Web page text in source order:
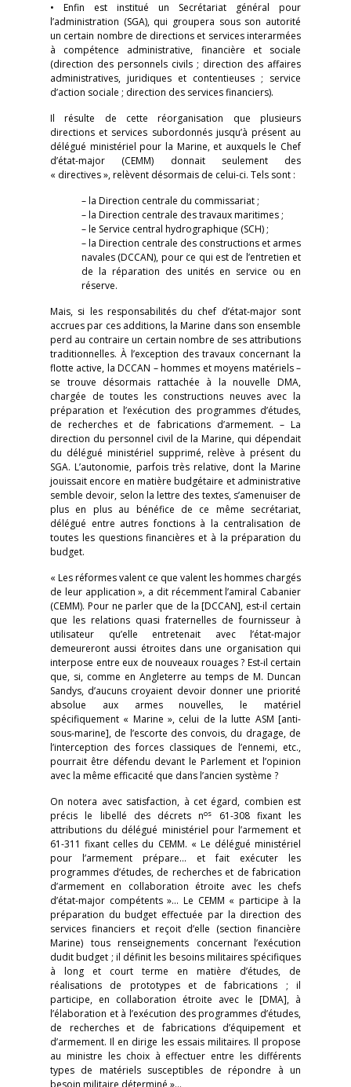
• Enfin est institué un Secrétariat général pour
l’administration (SGA), qui groupera sous son autorité
un certain nombre de directions et services interarmées
à compétence administrative, financière et sociale
(direction des personnels civils ; direction des affaires
administratives, juridiques et contentieuses ; service
d’action sociale ; direction des services financiers).
Il résulte de cette réorganisation que plusieurs
directions et services subordonnés jusqu’à présent au
délégué ministériel pour la Marine, et auxquels le Chef
d’état-major (CEMM) donnait seulement des
« directives », relèvent désormais de celui-ci. Tels sont :
– la Direction centrale du commissariat ;
– la Direction centrale des travaux maritimes ;
– le Service central hydrographique (SCH) ;
– la Direction centrale des constructions et armes
navales (DCCAN), pour ce qui est de l’entretien et
de la réparation des unités en service ou en
réserve.
Mais, si les responsabilités du chef d’état-major sont
accrues par ces additions, la Marine dans son ensemble
perd au contraire un certain nombre de ses attributions
traditionnelles. À l’exception des travaux concernant la
flotte active, la DCCAN – hommes et moyens matériels –
se trouve désormais rattachée à la nouvelle DMA,
chargée de toutes les constructions neuves avec la
préparation et l’exécution des programmes d’études,
de recherches et de fabrications d’armement. – La
direction du personnel civil de la Marine, qui dépendait
du délégué ministériel supprimé, relève à présent du
SGA. L’autonomie, parfois très relative, dont la Marine
jouissait encore en matière budgétaire et administrative
semble devoir, selon la lettre des textes, s’amenuiser de
plus en plus au bénéfice de ce même secrétariat,
délégué entre autres fonctions à la centralisation de
toutes les questions financières et à la préparation du
budget.
« Les réformes valent ce que valent les hommes chargés
de leur application », a dit récemment l’amiral Cabanier
(CEMM). Pour ne parler que de la [DCCAN], est-il certain
que les relations quasi fraternelles de fournisseur à
utilisateur qu’elle entretenait avec l’état-major
demeureront aussi étroites dans une organisation qui
interpose entre eux de nouveaux rouages ? Est-il certain
que, si, comme en Angleterre au temps de M. Duncan
Sandys, d’aucuns croyaient devoir donner une priorité
absolue aux armes nouvelles, le matériel
spécifiquement « Marine », celui de la lutte ASM [anti-
sous-marine], de l’escorte des convois, du dragage, de
l’interception des forces classiques de l’ennemi, etc.,
pourrait être défendu devant le Parlement et l’opinion
avec la même efficacité que dans l’ancien système ?
On notera avec satisfaction, à cet égard, combien est
précis le libellé des décrets nos
61-308 fixant les
attributions du délégué ministériel pour l’armement et
61-311 fixant celles du CEMM. « Le délégué ministériel
pour l’armement prépare… et fait exécuter les
programmes d’études, de recherches et de fabrication
d’armement en collaboration étroite avec les chefs
d’état-major compétents »… Le CEMM « participe à la
préparation du budget effectuée par la direction des
services financiers et reçoit d’elle (section financière
Marine) tous renseignements concernant l’exécution
dudit budget ; il définit les besoins militaires spécifiques
à long et court terme en matière d’études, de
réalisations de prototypes et de fabrications ; il
participe, en collaboration étroite avec le [DMA], à
l’élaboration et à l’exécution des programmes d’études,
de recherches et de fabrications d’équipement et
d’armement. Il en dirige les essais militaires. Il propose
au ministre les choix à effectuer entre les différents
types de matériels susceptibles de répondre à un
besoin militaire déterminé »…